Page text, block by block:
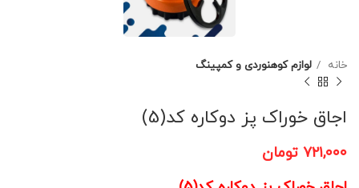
خانه لوازم کوهنوردی و کمپینگ
اجاق خوراک پز دوکاره کد(5)
۷۲۱,۰۰۰ تومان